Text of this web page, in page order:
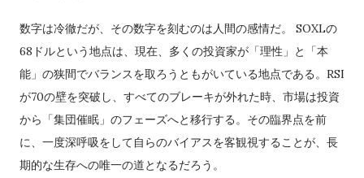
数字は冷徹だが、その数字を刻むのは人間の感情だ。 SOXLの
68ドルという地点は、現在、多くの投資家が「理性」と「本
能」の狭間でバランスを取ろうともがいている地点である。RSI
が70の壁を突破し、すべてのブレーキが外れた時、市場は投資
から「集団催眠」のフェーズへと移行する。その臨界点を前
に、一度深呼吸をして自らのバイアスを客観視することが、長
期的な生存への唯一の道となるだろう。